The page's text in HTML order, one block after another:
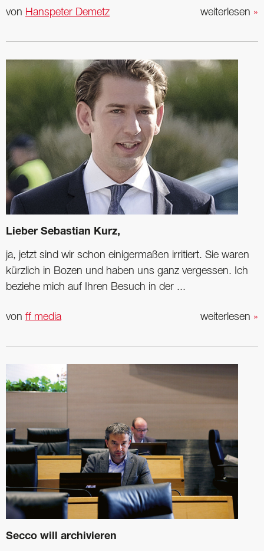
weiterlesen »
von Hanspeter Demetz
Lieber Sebastian Kurz,
ja, jetzt sind wir schon einigermaßen irritiert. Sie waren
kürzlich in Bozen und haben uns ganz vergessen. Ich
beziehe mich auf Ihren Besuch in der ...
weiterlesen »
von ff media
Secco will archivieren